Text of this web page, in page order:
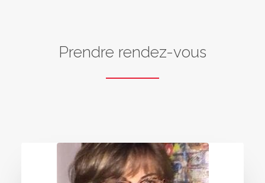
Prendre rendez-vous